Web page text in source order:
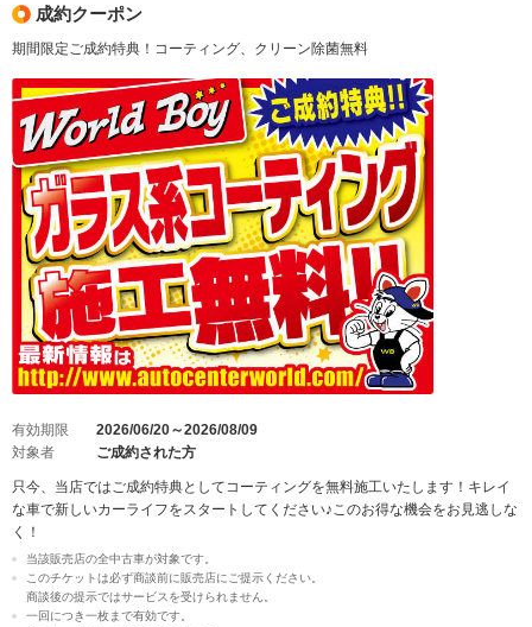
成約クーポン
期間限定ご成約特典！コーティング、クリーン除菌無料
有効期限
2026/06/20～2026/08/09
対象者
ご成約された方
只今、当店ではご成約特典としてコーティングを無料施工いたします！キレイ
な車で新しいカーライフをスタートしてください♪このお得な機会をお見逃しな
く！
当該販売店の全中古車が対象です。
このチケットは必ず商談前に販売店にご提示ください。
商談後の提示ではサービスを受けられません。
一回につき一枚まで有効です。